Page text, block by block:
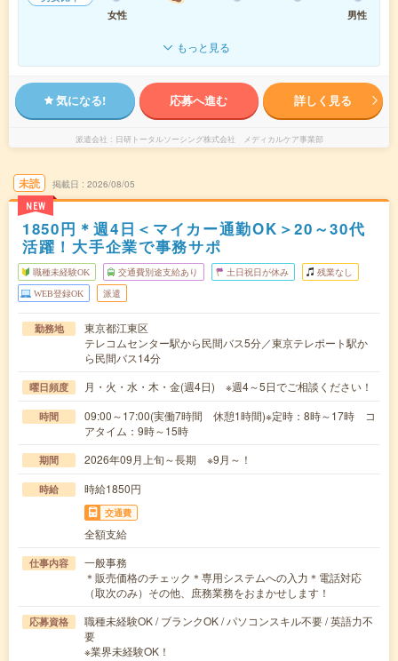
女性
男性
もっと見る
気になる! 応募へ進む 詳しく見る
派遣会社 日研トータルソーシング株式会社 メディカルケア事業部
未読
NEW
掲載日 2026/08/05
1850円＊週4日＜マイカー通勤OK＞20～30代
活躍！大手企業で事務サポ
職種未経験OK 交通費別途支給あり 土日祝日が休み 残業なし
WEB登録OK 派遣
勤務地
東京都江東区
テレコムセンター駅から民間バス5分／東京テレポート駅か
ら民間バス14分
曜日頻度 月・火・水・木・金(週4日) ※週4～5日でご相談ください！
時間
09:00～17:00(実働7時間 休憩1時間)※定時：8時～17時 コ
アタイム：9時～15時
期間 2026年09月上旬～長期 ※9月～！
時給 時給1850円
交通費
全額支給
仕事内容
一般事務
＊販売価格のチェック＊専用システムへの入力＊電話対応
（取次のみ）その他、庶務業務をおまかせします！
応募資格
職種未経験OK / ブランクOK / パソコンスキル不要 / 英語力不
要
※業界未経験OK！